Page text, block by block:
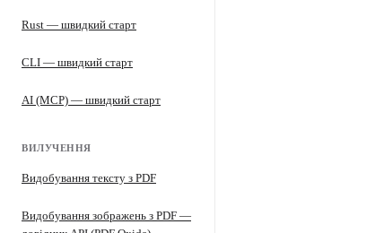
Rust — швидкий старт
CLI — швидкий старт
AI (MCP) — швидкий старт
ВИЛУЧЕННЯ
Видобування тексту з PDF
Видобування зображень з PDF —